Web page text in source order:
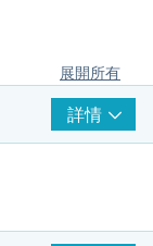
展開所有
詳情